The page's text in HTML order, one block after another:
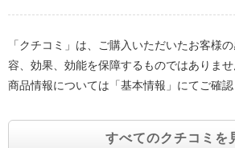
「クチコミ」は、ご購入いただいたお客様
容、効果、効能を保障するものではありませ
商品情報については「基本情報」にてご確認
すべてのクチコミを